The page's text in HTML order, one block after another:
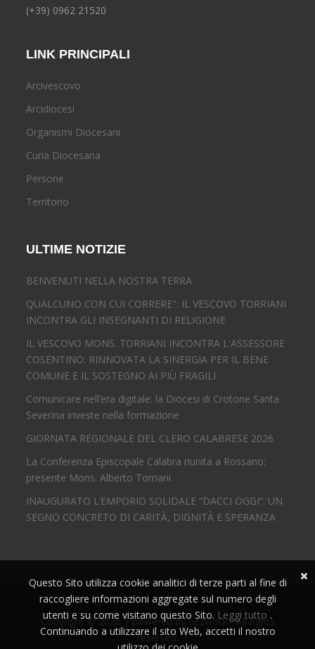
(+39) 0962 21520
LINK PRINCIPALI
Arcivescovo
Arcidiocesi
Organismi Diocesani
Curia Diocesana
Persone
Territorio
ULTIME NOTIZIE
BENVENUTI NELLA NOSTRA TERRA
QUALCUNO CON CUI CORRERE": IL VESCOVO TORRIANI
INCONTRA GLI INSEGNANTI DI RELIGIONE
IL VESCOVO MONS. TORRIANI INCONTRA L'ASSESSORE
COSENTINO: RINNOVATA LA SINERGIA PER IL BENE
COMUNE E IL SOSTEGNO AI PIÙ FRAGILI
Comunicare nell’era digitale: la Diocesi di Crotone Santa
Severina investe nella formazione
GIORNATA REGIONALE DEL CLERO CALABRESE 2026
La Conferenza Episcopale Calabra riunita a Rossano:
presente Mons. Alberto Torriani
INAUGURATO L’EMPORIO SOLIDALE “DACCI OGGI”: UN
SEGNO CONCRETO DI CARITÀ, DIGNITÀ E SPERANZA
Copyright © 2026 | powered bynezwork- All rights
reserved.
Questo Sito utilizza cookie analitici di terze parti al fine di
raccogliere informazioni aggregate sul numero degli
utenti e su come visitano questo Sito. Leggi tutto .
Continuando a utilizzare il sito Web, accetti il nostro